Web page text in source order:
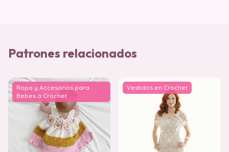
Patrones relacionados
Ropa y Accesorios para
Bebes a Crochet
Vestidos en Crochet